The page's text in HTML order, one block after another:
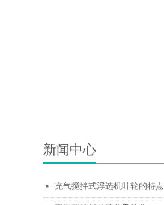
新闻中心
넷 充气搅拌式浮选机叶轮的特点